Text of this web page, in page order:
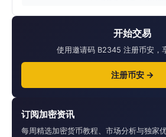
开始交易
使用邀请码 B2345 注册币安，
注册币安 →
订阅加密资讯
每周精选加密货币教程、市场分析与独家